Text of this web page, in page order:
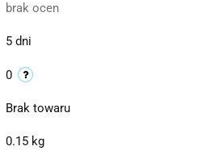
brak ocen
5 dni
0
Brak towaru
0.15 kg